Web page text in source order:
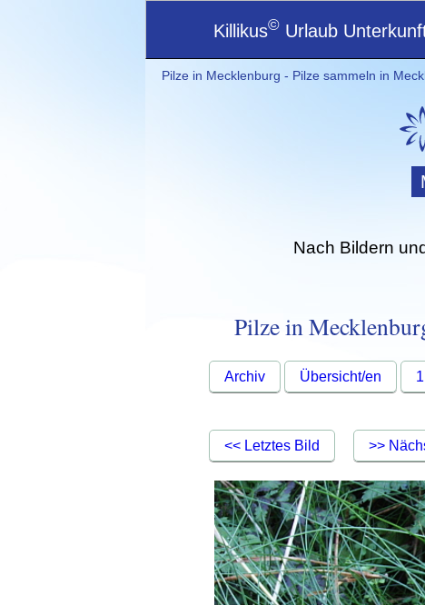
Killikus© Urlaub
Pilze in Mecklenburg - Pilze sammeln in
Nach Bildern
Pilze in
Archiv Übersicht/en 1
<< Letztes Bild >>